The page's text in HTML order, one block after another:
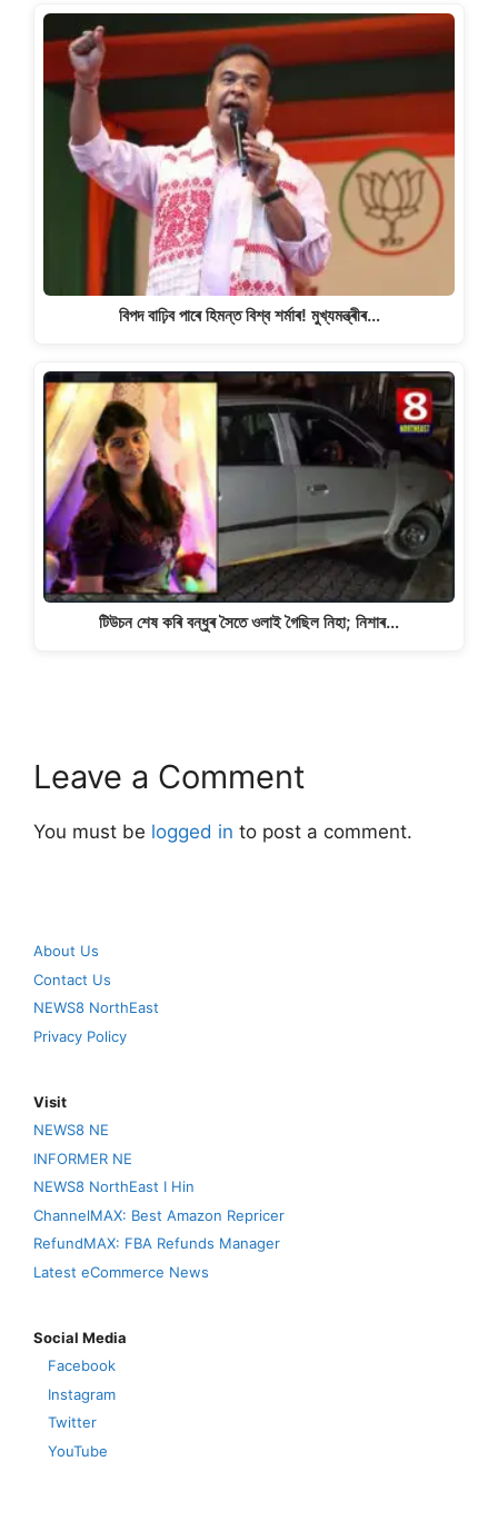
বিপদ বাঢ়িব পাৰে হিমন্ত বিশ্ব শৰ্মাৰ! মুখ্যমন্ত্ৰীৰ…
টিউচন শেষ কৰি বন্ধুৰ সৈতে ওলাই গৈছিল নিহা; নিশাৰ…
Leave a Comment
You must be logged in to post a comment.
About Us
Contact Us
NEWS8 NorthEast
Privacy Policy
Visit
NEWS8 NE
INFORMER NE
NEWS8 NorthEast I Hin
ChannelMAX: Best Amazon Repricer
RefundMAX: FBA Refunds Manager
Latest eCommerce News
Social Media
Facebook
Instagram
Twitter
YouTube